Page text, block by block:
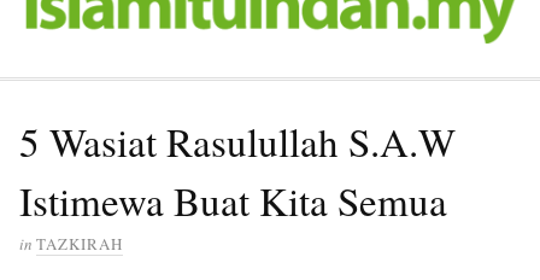
5 Wasiat Rasulullah S.A.W
Istimewa Buat Kita Semua
in TAZKIRAH